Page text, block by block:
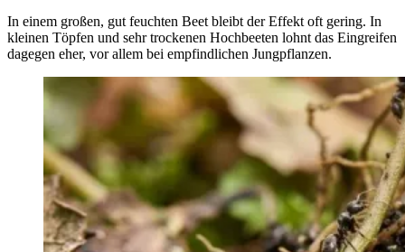
In einem großen, gut feuchten Beet bleibt der Effekt oft gering. In
kleinen Töpfen und sehr trockenen Hochbeeten lohnt das Eingreifen
dagegen eher, vor allem bei empfindlichen Jungpflanzen.